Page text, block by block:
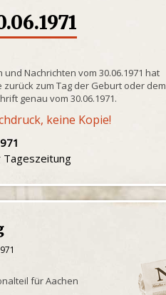
Nachrichten vom 30.06.1971 hat
zum Tag der Geburt oder dem
genau vom 30.06.1971.
keine Kopie!
für Aachen